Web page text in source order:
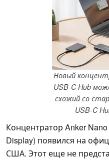
Новый
USB-C Hub
схожий со
USB-C
Концентратор Anker
Display) появился на
США. Этот еще не